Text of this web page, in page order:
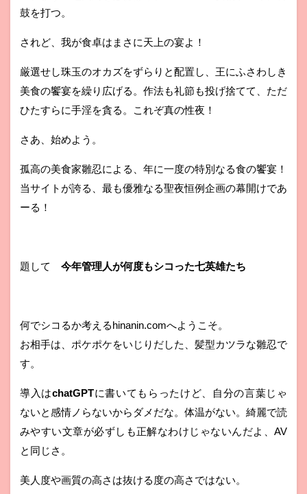
鼓を打つ。
されど、我が食卓はまさに天上の宴よ！
厳選せし珠玉のオカズをずらりと配置し、王にふさわしき
美食の饗宴を繰り広げる。作法も礼節も投げ捨てて、ただ
ひたすらに手淫を貪る。これぞ真の性夜！
さあ、始めよう。
孤高の美食家雛忍による、年に一度の特別なる食の饗宴！
当サイトが誇る、最も優雅なる聖夜恒例企画の幕開けであ
ーる！
題して 今年管理人が何度もシコった七英雄たち
何でシコるか考えるhinanin.comへようこそ。
お相手は、ポケポケをいじりだした、髪型カツラな雛忍で
す。
導入はchatGPTに書いてもらったけど、自分の言葉じゃ
ないと感情ノらないからダメだな。体温がない。綺麗で読
みやすい文章が必ずしも正解なわけじゃないんだよ、AV
と同じさ。
美人度や画質の高さは抜ける度の高さではない。